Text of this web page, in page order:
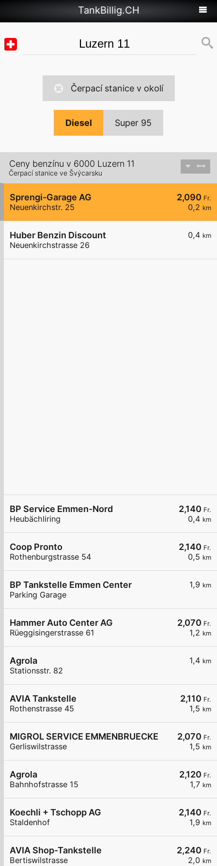
TankBillig.CH
Čerpací stanice v okolí
Diesel Super 95
Ceny benzínu v 6000 Luzern 11
Čerpací stanice ve Švýcarsku
2,090 Fr.
0,2 km
Sprengi-Garage AG
Neuenkirchstr. 25
0,4 km
Huber Benzin Discount
Neuenkirchstrasse 26
2,140 Fr.
0,4 km
BP Service Emmen-Nord
Heubächliring
2,140 Fr.
0,5 km
Coop Pronto
Rothenburgstrasse 54
1,9 km
BP Tankstelle Emmen Center
Parking Garage
2,070 Fr.
1,2 km
Hammer Auto Center AG
Rüeggisingerstrasse 61
1,4 km
Agrola
Stationsstr. 82
2,110 Fr.
1,5 km
AVIA Tankstelle
Rothenstrasse 45
2,070 Fr.
1,5 km
MIGROL SERVICE EMMENBRUECKE
Gerliswilstrasse
2,120 Fr.
1,7 km
Agrola
Bahnhofstrasse 15
2,140 Fr.
1,9 km
Koechli + Tschopp AG
Staldenhof
2,240 Fr.
2,0 km
AVIA Shop-Tankstelle
Bertiswilstrasse